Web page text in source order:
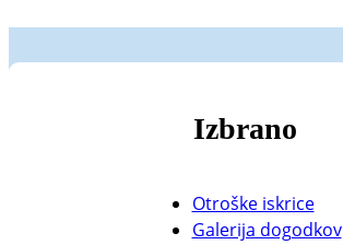
Izbrano
Otroške iskrice
Galerija dogodkov